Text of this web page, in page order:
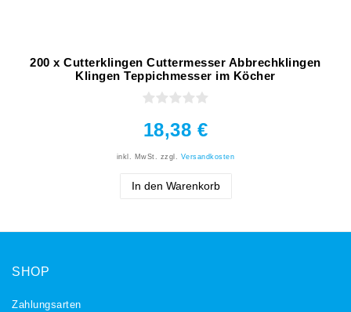
200 x Cutterklingen Cuttermesser Abbrechklingen
Klingen Teppichmesser im Köcher
18,38 €
inkl. MwSt. zzgl. Versandkosten
In den Warenkorb
SHOP
Zahlungsarten